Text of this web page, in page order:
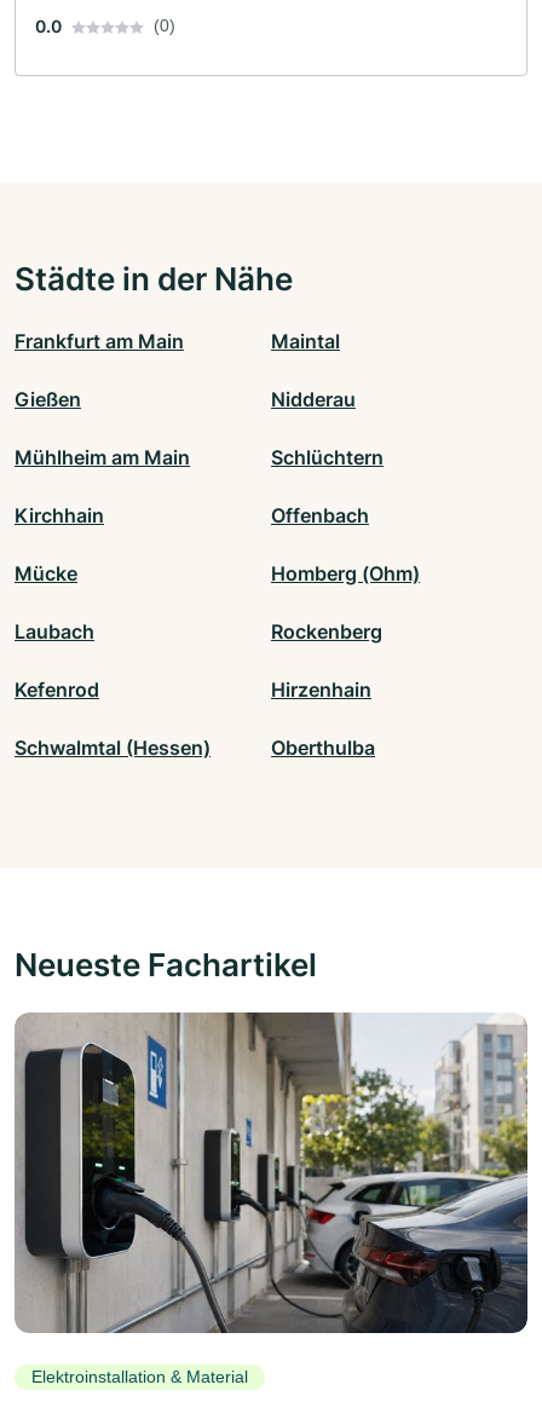
0.0 (0)
Städte in der Nähe
Frankfurt am Main Maintal
Gießen Nidderau
Mühlheim am Main Schlüchtern
Kirchhain Offenbach
Mücke Homberg (Ohm)
Laubach Rockenberg
Kefenrod Hirzenhain
Schwalmtal (Hessen) Oberthulba
Neueste Fachartikel
Elektroinstallation & Material